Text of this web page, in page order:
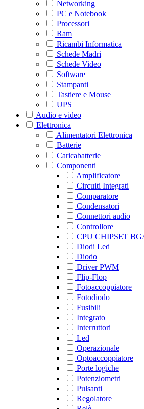
Networking
PC e Notebook
Processori
Ram
Ricambi Informatica
Schede Madri
Schede Video
Software
Stampanti
Tastiere e Mouse
UPS
Audio e video
Elettronica
Alimentatori Elettronica
Batterie
Caricabatterie
Componenti
Amplificatore
Circuiti Integrati
Comparatore
Condensatori
Connettori audio
Controllore
CPU CHIPSET
Diodi Led
Diodo
Driver PWM
Flip-Flop
Fotoaccoppiatore
Fotodiodo
Fusibili
Integrato
Interruttori
Led
Operazionale
Optoaccoppiatore
Porte logiche
Potenziometri
Pulsanti
Regolatore